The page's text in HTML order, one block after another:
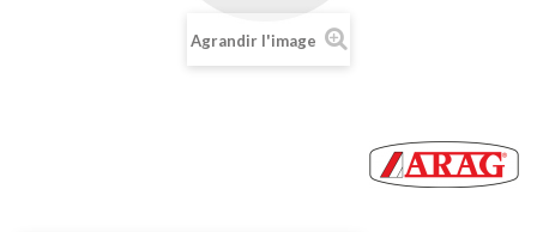
Agrandir l'image